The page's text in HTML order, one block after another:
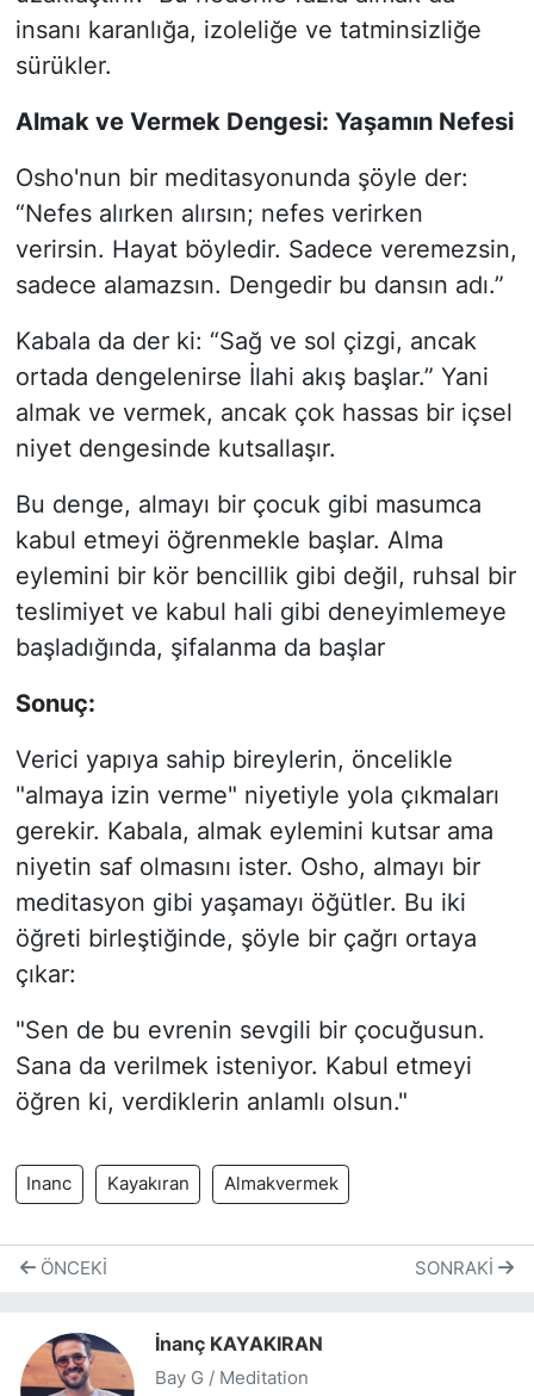
insanı karanlığa, izoleliğe ve tatminsizliğe
sürükler.
Almak ve Vermek Dengesi: Yaşamın Nefesi
Osho'nun bir meditasyonunda şöyle der:
“Nefes alırken alırsın; nefes verirken
verirsin. Hayat böyledir. Sadece veremezsin,
sadece alamazsın. Dengedir bu dansın adı.”
Kabala da der ki: “Sağ ve sol çizgi, ancak
ortada dengelenirse İlahi akış başlar.” Yani
almak ve vermek, ancak çok hassas bir içsel
niyet dengesinde kutsallaşır.
Bu denge, almayı bir çocuk gibi masumca
kabul etmeyi öğrenmekle başlar. Alma
eylemini bir kör bencillik gibi değil, ruhsal bir
teslimiyet ve kabul hali gibi deneyimlemeye
başladığında, şifalanma da başlar
Sonuç:
Verici yapıya sahip bireylerin, öncelikle
"almaya izin verme" niyetiyle yola çıkmaları
gerekir. Kabala, almak eylemini kutsar ama
niyetin saf olmasını ister. Osho, almayı bir
meditasyon gibi yaşamayı öğütler. Bu iki
öğreti birleştiğinde, şöyle bir çağrı ortaya
çıkar:
"Sen de bu evrenin sevgili bir çocuğusun.
Sana da verilmek isteniyor. Kabul etmeyi
öğren ki, verdiklerin anlamlı olsun."
Inanc Kayakıran Almakvermek
ÖNCEKI SONRAKI
İnanç KAYAKIRAN
Bay G / Meditation